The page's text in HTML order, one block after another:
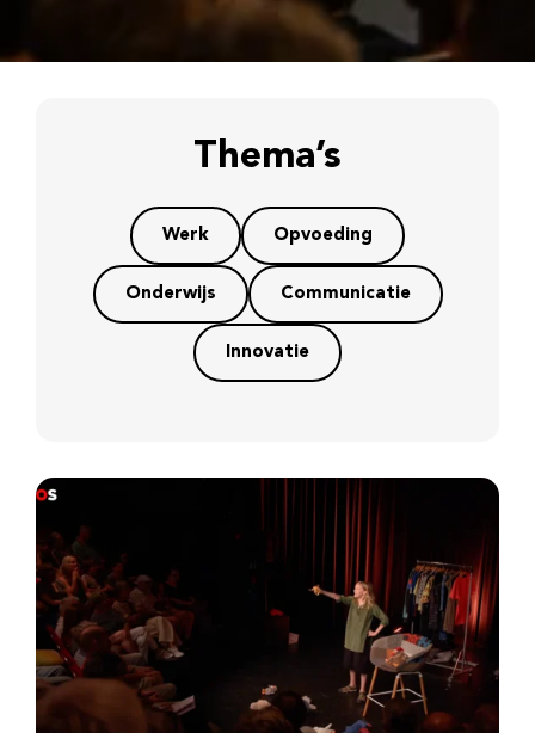
Thema’s
Werk Opvoeding
Onderwijs Communicatie
Innovatie